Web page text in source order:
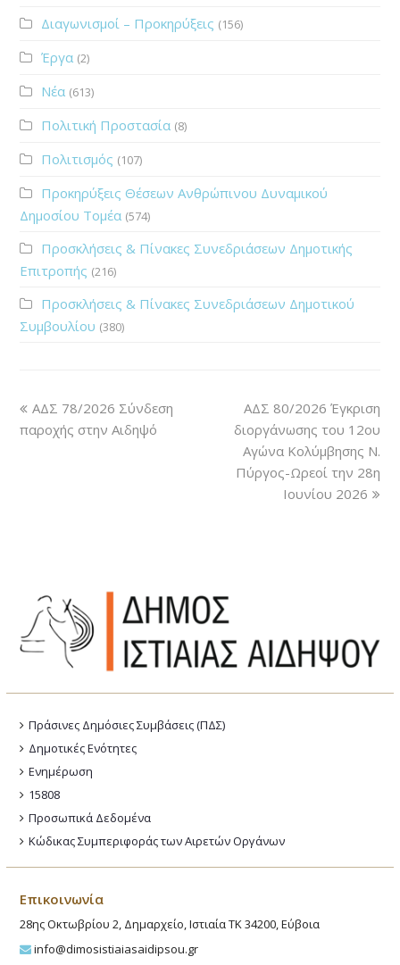
Διαγωνισμοί – Προκηρύξεις (156)
Έργα (2)
Νέα (613)
Πολιτική Προστασία (8)
Πολιτισμός (107)
Προκηρύξεις Θέσεων Ανθρώπινου Δυναμικού
Δημοσίου Τομέα (574)
Προσκλήσεις & Πίνακες Συνεδριάσεων Δημοτικής
Επιτροπής (216)
Προσκλήσεις & Πίνακες Συνεδριάσεων Δημοτικού
Συμβουλίου (380)
ΑΔΣ 78/2026 Σύνδεση
παροχής στην Αιδηψό
ΑΔΣ 80/2026 Έγκριση
διοργάνωσης του 12ου
Αγώνα Κολύμβησης Ν.
Πύργος-Ωρεοί την 28η
Ιουνίου 2026
Πράσινες Δημόσιες Συμβάσεις (ΠΔΣ)
Δημοτικές Ενότητες
Ενημέρωση
15808
Προσωπικά Δεδομένα
Κώδικας Συμπεριφοράς των Αιρετών Οργάνων
Επικοινωνία
28ης Οκτωβρίου 2, Δημαρχείο, Ιστιαία ΤΚ 34200, Εύβοια
info@dimosistiaiasaidipsou.gr